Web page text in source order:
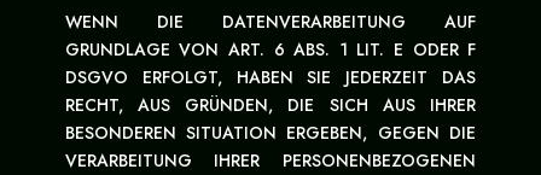
WENN DIE DATENVERARBEITUNG AUF
GRUNDLAGE VON ART. 6 ABS. 1 LIT. E ODER F
DSGVO ERFOLGT, HABEN SIE JEDERZEIT DAS
RECHT, AUS GRÜNDEN, DIE SICH AUS IHRER
BESONDEREN SITUATION ERGEBEN, GEGEN DIE
VERARBEITUNG IHRER PERSONENBEZOGENEN